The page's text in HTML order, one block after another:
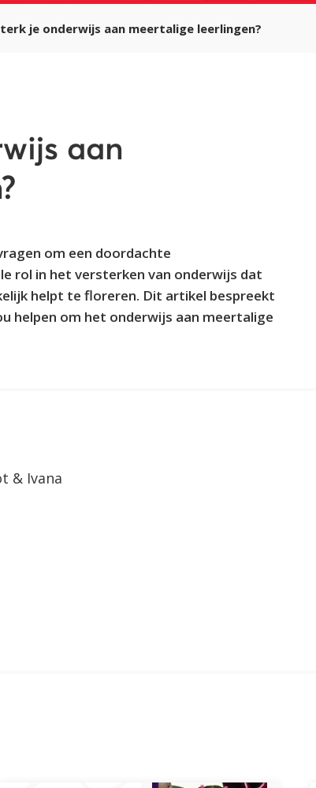
je onderwijs aan meertalige leerlingen?
aan
om een doordachte
rol in het versterken van onderwijs dat
helpt te floreren. Dit artikel bespreekt
helpen om het onderwijs aan meertalige
& Ivana